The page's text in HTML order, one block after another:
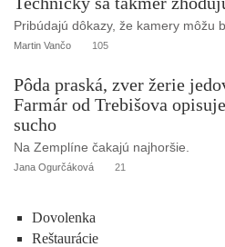
Pribúdajú dôkazy, že kamery môžu
Martin Vančo 105
Pôda praská, zver žerie
Farmár od Trebišova
sucho
Na Zemplíne čakajú najhoršie.
Jana Ogurčáková 21
Dovolenka
Reštaurácie